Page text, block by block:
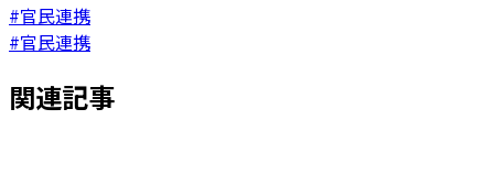
#官民連携
#官民連携
関連記事